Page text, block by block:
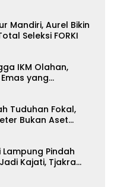
Mandiri, Aurel Bikin
Seleksi FORKI
IKM Olahan,
yang
Tuduhan Fokal,
Bukan Aset
Pindah
Kajati, Tjakra